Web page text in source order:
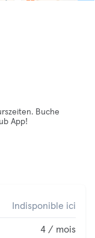
Buche
App!
Indisponible ici
4 / mois